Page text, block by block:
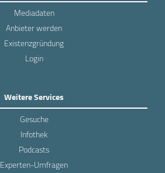
Mediadaten
Anbieter werden
Existenzgründung
Login
Weitere Services
Gesuche
Infothek
Podcasts
Experten-Umfragen